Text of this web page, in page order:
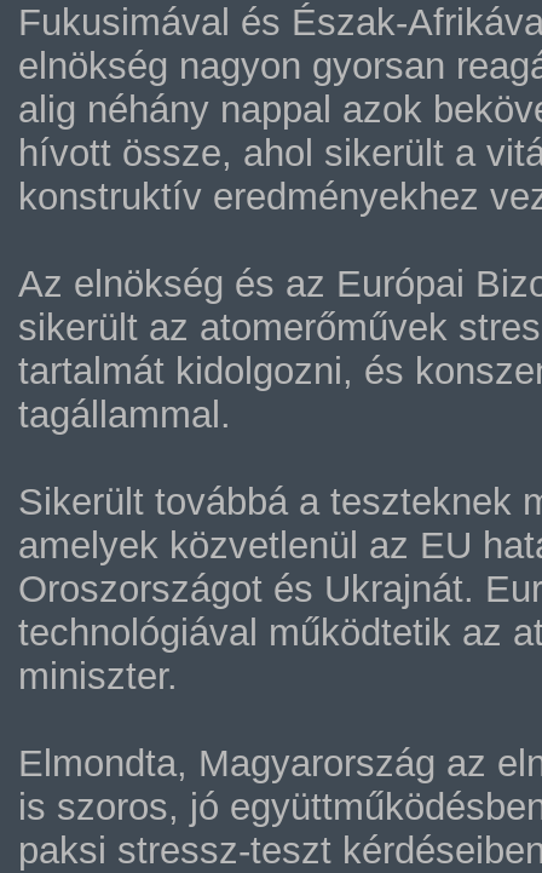
Fukusimával és Észak-
elnökség nagyon gyorsan
alig néhány nappal azok
hívott össze, ahol sikerült a
konstruktív eredményekhez
Az elnökség és az Európai
sikerült az atomerőművek
tartalmát kidolgozni, és
tagállammal.
Sikerült továbbá a teszteknek
amelyek közvetlenül az EU
Oroszországot és Ukrajnát.
technológiával működtetik az
miniszter.
Elmondta, Magyarország az
is szoros, jó
paksi stressz-teszt